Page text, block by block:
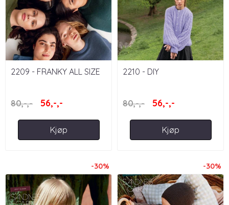
2209 - FRANKY ALL SIZE
80,-,- 56,-,-
Kjøp
2210 - DIY
80,-,- 56,-,-
Kjøp
-30% -30%